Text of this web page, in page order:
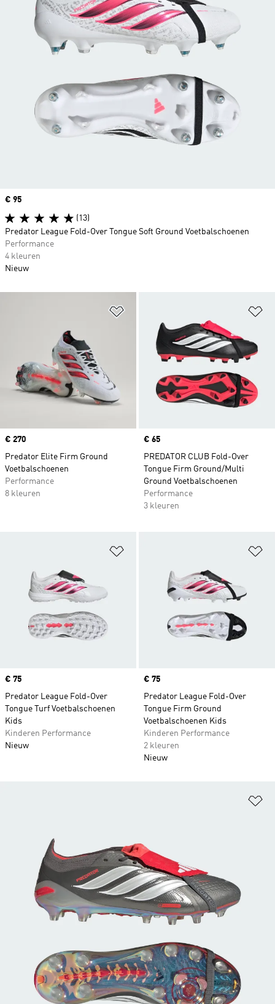
Price
€ 270
Predator Elite Firm Ground
Voetbalschoenen
Performance
8 kleuren
Price
€ 65
PREDATOR CLUB Fold-Over
Tongue Firm Ground/Multi
Ground Voetbalschoenen
Performance
3 kleuren
Price
€ 75
Predator League Fold-Over
Tongue Turf Voetbalschoenen
Kids
Kinderen Performance
Nieuw
Price
€ 75
Predator League Fold-Over
Tongue Firm Ground
Voetbalschoenen Kids
Kinderen Performance
2 kleuren
Nieuw
Price
€ 95
(13)
Predator League Fold-Over Tongue Soft Ground Voetbalschoenen
Performance
4 kleuren
Nieuw